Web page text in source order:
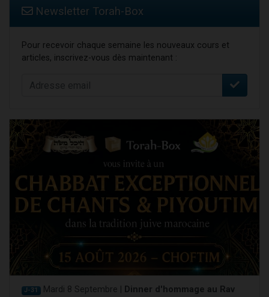
Newsletter Torah-Box
Pour recevoir chaque semaine les nouveaux cours et
articles, inscrivez-vous dès maintenant :
J-31 Mardi 8 Septembre |
Dinner d'hommage au Rav